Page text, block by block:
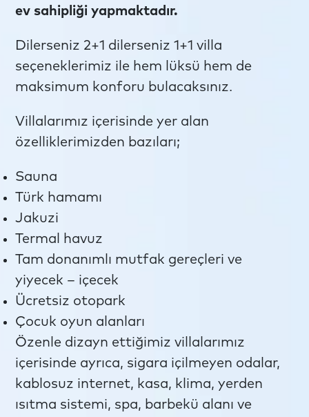
ev sahipliği yapmaktadır.
Dilerseniz 2+1 dilerseniz 1+1 villa
seçeneklerimiz ile hem lüksü hem de
maksimum konforu bulacaksınız.
Villalarımız içerisinde yer alan
özelliklerimizden bazıları;
Sauna
Türk hamamı
Jakuzi
Termal havuz
Tam donanımlı mutfak gereçleri ve
yiyecek – içecek
Ücretsiz otopark
Çocuk oyun alanları
Özenle dizayn ettiğimiz villalarımız
içerisinde ayrıca, sigara içilmeyen odalar,
kablosuz internet, kasa, klima, yerden
ısıtma sistemi, spa, barbekü alanı ve